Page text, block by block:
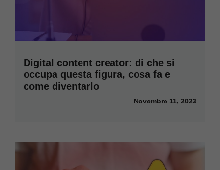
Digital content creator: di che si
occupa questa figura, cosa fa e
come diventarlo
Novembre 11, 2023